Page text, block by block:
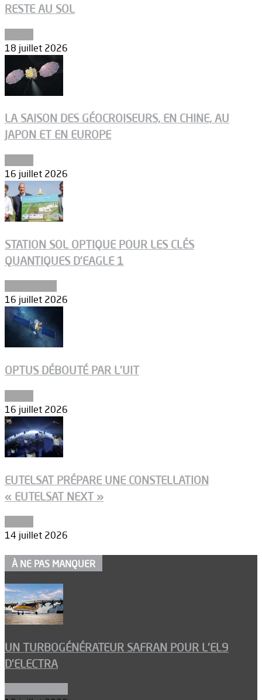
RESTE AU SOL
18 juillet 2026
LA SAISON DES GÉOCROISEURS, EN CHINE, AU
JAPON ET EN EUROPE
16 juillet 2026
STATION SOL OPTIQUE POUR LES CLÉS
QUANTIQUES D’EAGLE 1
16 juillet 2026
OPTUS DÉBOUTÉ PAR L’UIT
16 juillet 2026
EUTELSAT PRÉPARE UNE CONSTELLATION
« EUTELSAT NEXT »
14 juillet 2026
À NE PAS MANQUER
UN TURBOGÉNÉRATEUR SAFRAN POUR L’EL9
D’ELECTRA